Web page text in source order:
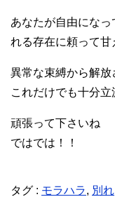
あなたが自由になっ
れる存在に頼って
異常な束縛から解放
これだけでも十分
頑張って下さいね
ではでは！！
タグ : モラハラ, 別れ